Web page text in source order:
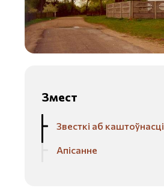
Змест
Звесткі аб каштоўнасці
Апісанне